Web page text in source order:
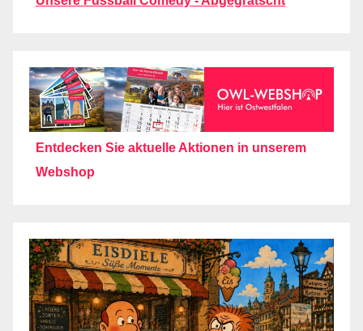
Entdecken Sie aktuelle Aktionen in unserem
Webshop